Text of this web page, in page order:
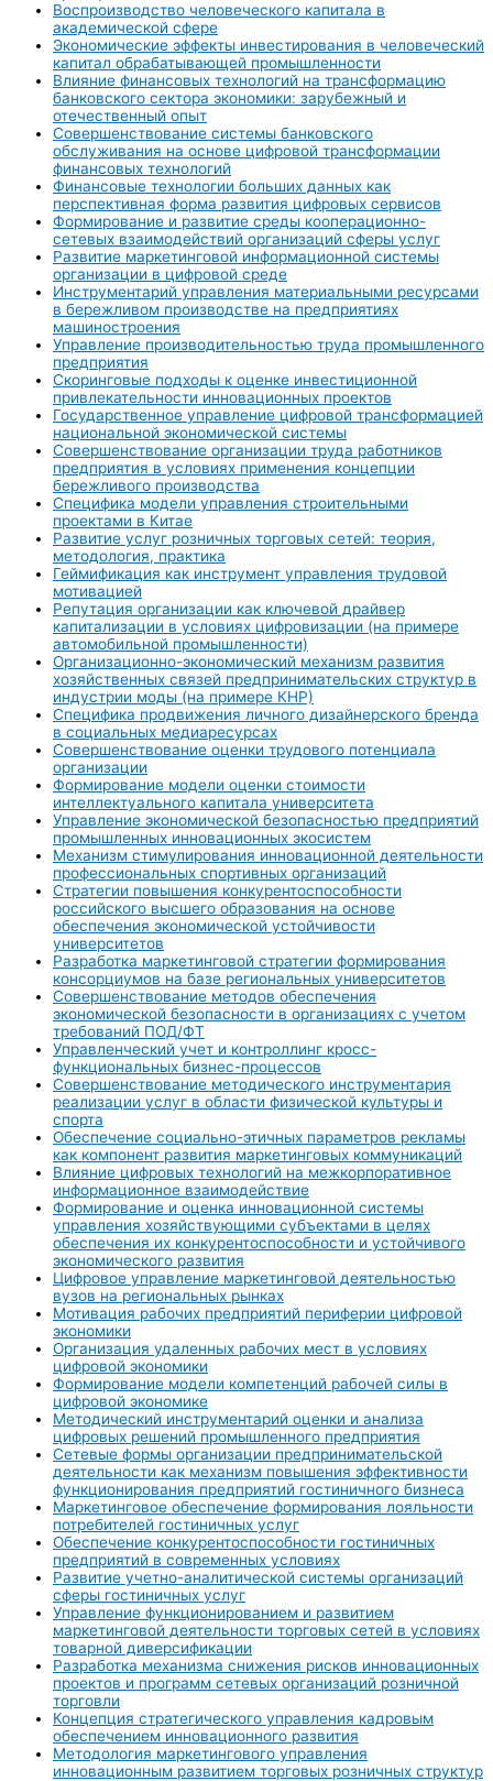
Воспроизводство человеческого капитала в
академической сфере
Экономические эффекты инвестирования в человеческий
капитал обрабатывающей промышленности
Влияние финансовых технологий на трансформацию
банковского сектора экономики: зарубежный и
отечественный опыт
Совершенствование системы банковского
обслуживания на основе цифровой трансформации
финансовых технологий
Финансовые технологии больших данных как
перспективная форма развития цифровых сервисов
Формирование и развитие среды кооперационно-
сетевых взаимодействий организаций сферы услуг
Развитие маркетинговой информационной системы
организации в цифровой среде
Инструментарий управления материальными ресурсами
в бережливом производстве на предприятиях
машиностроения
Управление производительностью труда промышленного
предприятия
Скоринговые подходы к оценке инвестиционной
привлекательности инновационных проектов
Государственное управление цифровой трансформацией
национальной экономической системы
Совершенствование организации труда работников
предприятия в условиях применения концепции
бережливого производства
Специфика модели управления строительными
проектами в Китае
Развитие услуг розничных торговых сетей: теория,
методология, практика
Геймификация как инструмент управления трудовой
мотивацией
Репутация организации как ключевой драйвер
капитализации в условиях цифровизации (на примере
автомобильной промышленности)
Организационно-экономический механизм развития
хозяйственных связей предпринимательских структур в
индустрии моды (на примере КНР)
Специфика продвижения личного дизайнерского бренда
в социальных медиаресурсах
Совершенствование оценки трудового потенциала
организации
Формирование модели оценки стоимости
интеллектуального капитала университета
Управление экономической безопасностью предприятий
промышленных инновационных экосистем
Механизм стимулирования инновационной деятельности
профессиональных спортивных организаций
Стратегии повышения конкурентоспособности
российского высшего образования на основе
обеспечения экономической устойчивости
университетов
Разработка маркетинговой стратегии формирования
консорциумов на базе региональных университетов
Совершенствование методов обеспечения
экономической безопасности в организациях с учетом
требований ПОД/ФТ
Управленческий учет и контроллинг кросс-
функциональных бизнес-процессов
Совершенствование методического инструментария
реализации услуг в области физической культуры и
спорта
Обеспечение социально-этичных параметров рекламы
как компонент развития маркетинговых коммуникаций
Влияние цифровых технологий на межкорпоративное
информационное взаимодействие
Формирование и оценка инновационной системы
управления хозяйствующими субъектами в целях
обеспечения их конкурентоспособности и устойчивого
экономического развития
Цифровое управление маркетинговой деятельностью
вузов на региональных рынках
Мотивация рабочих предприятий периферии цифровой
экономики
Организация удаленных рабочих мест в условиях
цифровой экономики
Формирование модели компетенций рабочей силы в
цифровой экономике
Методический инструментарий оценки и анализа
цифровых решений промышленного предприятия
Сетевые формы организации предпринимательской
деятельности как механизм повышения эффективности
функционирования предприятий гостиничного бизнеса
Маркетинговое обеспечение формирования лояльности
потребителей гостиничных услуг
Обеспечение конкурентоспособности гостиничных
предприятий в современных условиях
Развитие учетно-аналитической системы организаций
сферы гостиничных услуг
Управление функционированием и развитием
маркетинговой деятельности торговых сетей в условиях
товарной диверсификации
Разработка механизма снижения рисков инновационных
проектов и программ сетевых организаций розничной
торговли
Концепция стратегического управления кадровым
обеспечением инновационного развития
Методология маркетингового управления
инновационным развитием торговых розничных структур